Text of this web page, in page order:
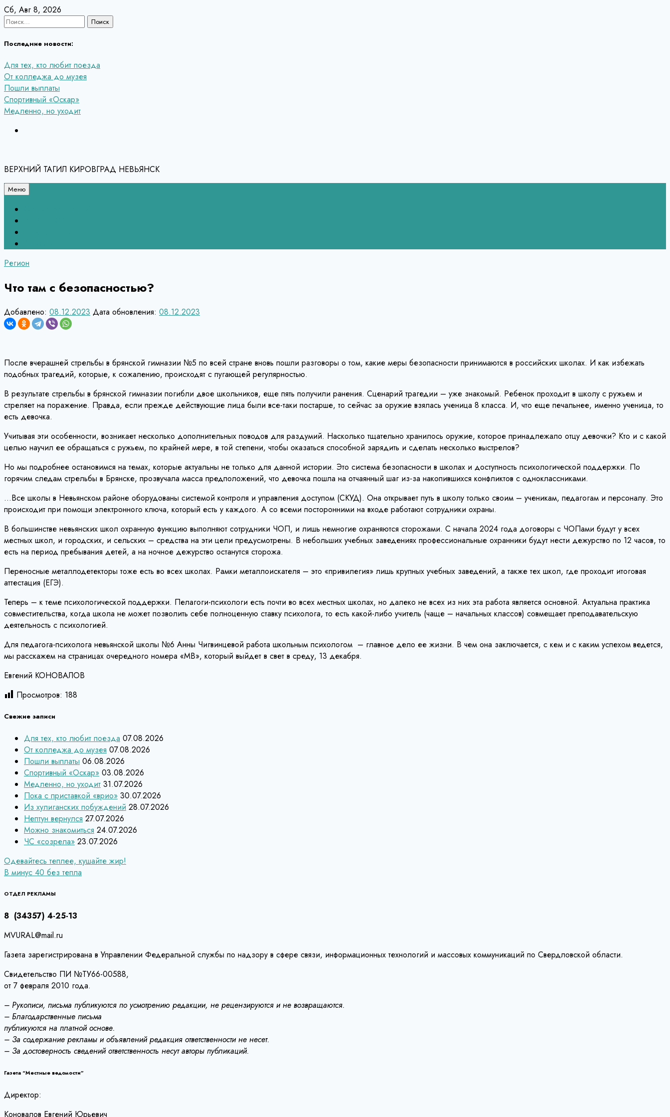
Перейти
к
Сб, Авг 8, 2026
Найти:
Последние новости:
Для тех, кто любит поезда
От колледжа до музея
Пошли выплаты
Спортивный «Оскар»
Медленно, но уходит
ВЕРХНИЙ ТАГИЛ КИРОВГРАД НЕВЬЯНСК
Меню
Регион
Что там с безопасностью?
Добавлено: 08.12.2023 Дата обновления: 08.12.2023
После вчерашней стрельбы в брянской гимназии №5 по всей стране вновь пошли разговоры о том, какие меры безопасности принимаются в российских школах. И как избежать
подобных трагедий, которые, к сожалению, происходят с пугающей регулярностью.
В результате стрельбы в брянской гимназии погибли двое школьников, еще пять получили ранения. Сценарий трагедии – уже знакомый. Ребенок проходит в школу с ружьем и
стреляет на поражение. Правда, если прежде действующие лица были все-таки постарше, то сейчас за оружие взялась ученица 8 класса. И, что еще печальнее, именно ученица, то
есть девочка.
Учитывая эти особенности, возникает несколько дополнительных поводов для раздумий. Насколько тщательно хранилось оружие, которое принадлежало отцу девочки? Кто и с какой
целью научил ее обращаться с ружьем, по крайней мере, в той степени, чтобы оказаться способной зарядить и сделать несколько выстрелов?
Но мы подробнее остановимся на темах, которые актуальны не только для данной истории. Это система безопасности в школах и доступность психологической поддержки. По
горячим следам стрельбы в Брянске, прозвучала масса предположений, что девочка пошла на отчаянный шаг из-за накопившихся конфликтов с одноклассниками.
…Все школы в Невьянском районе оборудованы системой контроля и управления доступом (СКУД). Она открывает путь в школу только своим – ученикам, педагогам и персоналу. Это
происходит при помощи электронного ключа, который есть у каждого. А со всеми посторонними на входе работают сотрудники охраны.
В большинстве невьянских школ охранную функцию выполняют сотрудники ЧОП, и лишь немногие охраняются сторожами. С начала 2024 года договоры с ЧОПами будут у всех
местных школ, и городских, и сельских – средства на эти цели предусмотрены. В небольших учебных заведениях профессиональные охранники будут нести дежурство по 12 часов, то
есть на период пребывания детей, а на ночное дежурство останутся сторожа.
Переносные металлодетекторы тоже есть во всех школах. Рамки металлоискателя – это «привилегия» лишь крупных учебных заведений, а также тех школ, где проходит итоговая
аттестация (ЕГЭ).
Теперь – к теме психологической поддержки. Пелагоги-психологи есть почти во всех местных школах, но далеко не всех из них эта работа является основной. Актуальна практика
совместительства, когда школа не может позволить себе полноценную ставку психолога, то есть какой-либо учитель (чаще – начальных классов) совмещает преподавательскую
деятельность с психологией.
Для педагога-психолога невьянской школы №6 Анны Чигвинцевой работа школьным психологом – главное дело ее жизни. В чем она заключается, с кем и с каким успехом ведется,
мы расскажем на страницах очередного номера «МВ», который выйдет в свет в среду, 13 декабря.
Евгений КОНОВАЛОВ
Просмотров: 188
Свежие записи
Для тех, кто любит поезда 07.08.2026
От колледжа до музея 07.08.2026
Пошли выплаты 06.08.2026
Спортивный «Оскар» 03.08.2026
Медленно, но уходит 31.07.2026
Пока с приставкой «врио» 30.07.2026
Из хулиганских побуждений 28.07.2026
Нептун вернулся 27.07.2026
Можно знакомиться 24.07.2026
ЧС «созрела» 23.07.2026
Навигация
по
записям
Одевайтесь теплее, кушайте жир!
В минус 40 без тепла
ОТДЕЛ РЕКЛАМЫ
8 (34357) 4-25-13
MVURAL@mail.ru
Газета зарегистрирована в Управлении Федеральной службы по надзору в сфере связи, информационных технологий и массовых коммуникаций по Свердловской области.
Свидетельство ПИ №ТУ66-00588,
от 7 февраля 2010 года.
– Рукописи, письма публикуются по усмотрению редакции, не рецензируются и не возвращаются.
– Благодарственные письма
публикуются на платной основе.
– За содержание рекламы и объявлений редакция ответственности не несет.
– За достоверность сведений ответственность несут авторы публикаций.
Газета “Местные ведомости”
Директор:
Коновалов Евгений Юрьевич